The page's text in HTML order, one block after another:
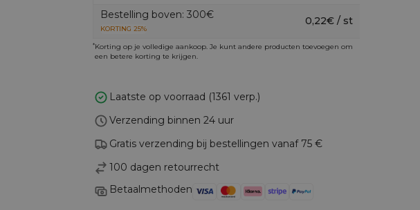
Bestelling boven: 300€
KORTING 25%
0,22€ / st
*Korting op je volledige aankoop. Je kunt andere producten toevoegen om
een betere korting te krijgen.
Laatste op voorraad (1361 verp.)
Verzending binnen 24 uur
Gratis verzending bij bestellingen vanaf 75 €
100 dagen retourrecht
Betaalmethoden